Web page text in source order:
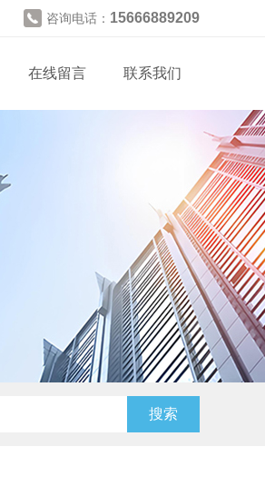
咨询电话： 15666889209
在线留言 联系我们